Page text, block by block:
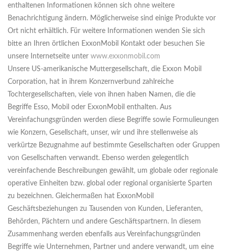
enthaltenen Informationen können sich ohne weitere
Benachrichtigung ändern. Möglicherweise sind einige Produkte vor
Ort nicht erhältlich. Für weitere Informationen wenden Sie sich
bitte an Ihren örtlichen ExxonMobil Kontakt oder besuchen Sie
unsere Internetseite unter www.exxonmobil.com
Unsere US-amerikanische Muttergesellschaft, die Exxon Mobil
Corporation, hat in ihrem Konzernverbund zahlreiche
Tochtergesellschaften, viele von ihnen haben Namen, die die
Begriffe Esso, Mobil oder ExxonMobil enthalten. Aus
Vereinfachungsgründen werden diese Begriffe sowie Formulieungen
wie Konzern, Gesellschaft, unser, wir und ihre stellenweise als
verkürtze Bezugnahme auf bestimmte Gesellschaften oder Gruppen
von Gesellschaften verwandt. Ebenso werden gelegentlich
vereinfachende Beschreibungen gewählt, um globale oder regionale
operative Einheiten bzw. global oder regional organisierte Sparten
zu bezeichnen. Gleichermaßen hat ExxonMobil
Geschäftsbeziehungen zu Tausenden von Kunden, Lieferanten,
Behörden, Pächtern und andere Geschäftspartnern. In diesem
Zusammenhang werden ebenfalls aus Vereinfachungsgründen
Begriffe wie Unternehmen, Partner und andere verwandt, um eine